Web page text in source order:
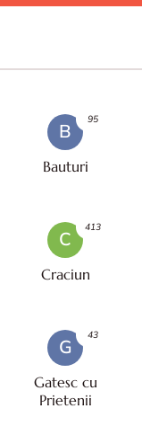
B
Bauturi
95
C
Craciun
413
G
Gatesc cu
Prietenii
43